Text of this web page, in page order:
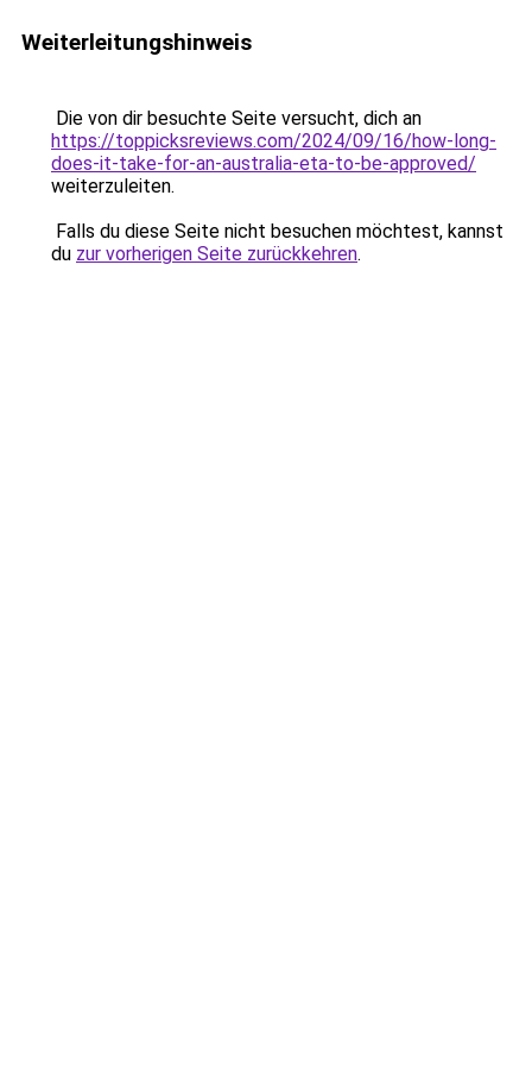
Weiterleitungshinweis
Die von dir besuchte Seite versucht, dich an
https://toppicksreviews.com/2024/09/16/how-long-
does-it-take-for-an-australia-eta-to-be-approved/
weiterzuleiten.
Falls du diese Seite nicht besuchen möchtest, kannst
du zur vorherigen Seite zurückkehren.